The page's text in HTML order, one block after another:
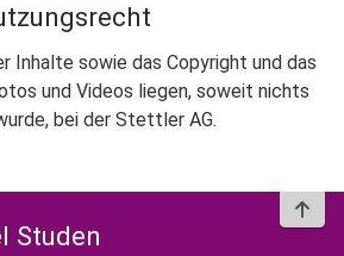
Inhalte sowie das Copyright und das
und Videos liegen, soweit nichts
bei der Stettler AG.
Studen
To